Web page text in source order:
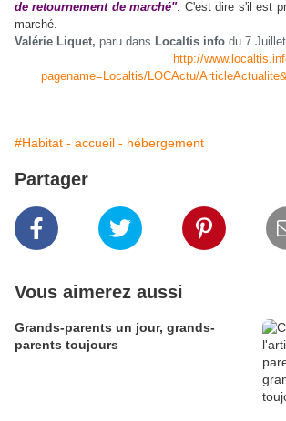
de retournement de marché". C'est dire s'il est
marché.
Valérie Liquet, paru dans Localtis info du 7
http://
pagename=Localtis/LOCActu/
#Habitat - accueil - hébergement
Partager
Vous aimerez aussi
Grands-parents un jour, grands-
parents toujours